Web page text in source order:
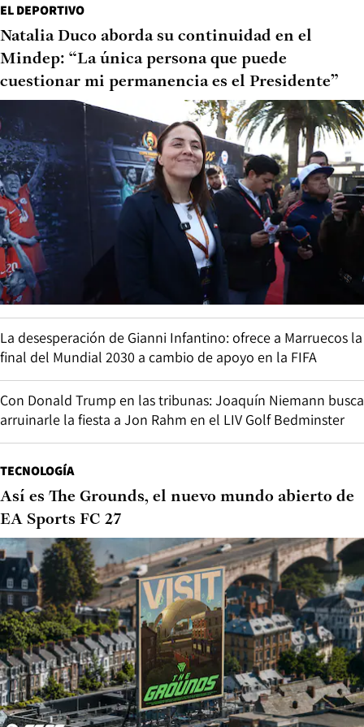
EL DEPORTIVO
Natalia Duco aborda su continuidad en el
Mindep: “La única persona que puede
cuestionar mi permanencia es el Presidente”
La desesperación de Gianni Infantino: ofrece a Marruecos la
final del Mundial 2030 a cambio de apoyo en la FIFA
Con Donald Trump en las tribunas: Joaquín Niemann busca
arruinarle la fiesta a Jon Rahm en el LIV Golf Bedminster
TECNOLOGÍA
Así es The Grounds, el nuevo mundo abierto de
EA Sports FC 27